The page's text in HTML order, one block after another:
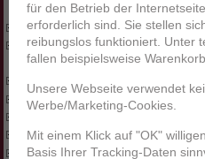
für den Betrieb der
erforderlich sind. Sie stellen
reibungslos funktioniert. Unter
fallen beispielsweise
Unsere Webseite verwendet
Werbe/Marketing-Cookies.
Mit einem Klick auf "OK"
Basis Ihrer Tracking-Daten
Auto / Zubehör
Büroartikel
Caps / Mützen
Elektronik
Flaschen
Kalender
Lampen